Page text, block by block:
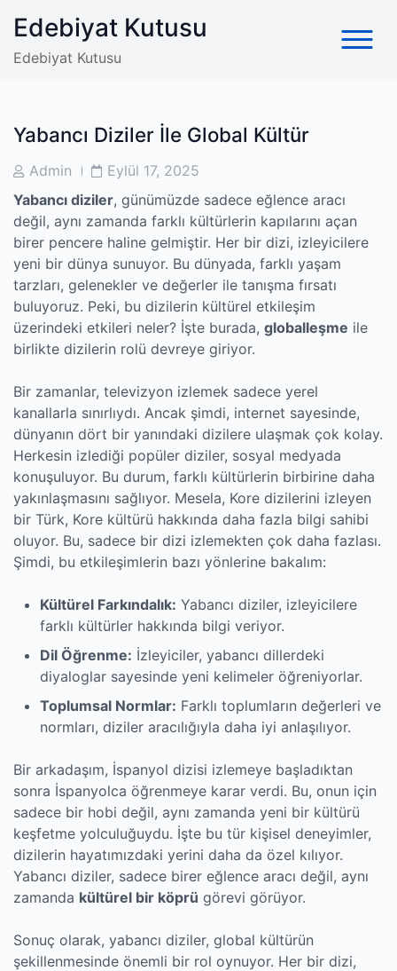
content
Edebiyat Kutusu
Edebiyat Kutusu
Yabancı Diziler İle Global Kültür
PostAdmin
PostEylül 17, 2025
Yabancı diziler, günümüzde sadece eğlence aracı
değil, aynı zamanda farklı kültürlerin kapılarını açan
birer pencere haline gelmiştir. Her bir dizi, izleyicilere
yeni bir dünya sunuyor. Bu dünyada, farklı yaşam
tarzları, gelenekler ve değerler ile tanışma fırsatı
buluyoruz. Peki, bu dizilerin kültürel etkileşim
üzerindeki etkileri neler? İşte burada, globalleşme ile
birlikte dizilerin rolü devreye giriyor.
Bir zamanlar, televizyon izlemek sadece yerel
kanallarla sınırlıydı. Ancak şimdi, internet sayesinde,
dünyanın dört bir yanındaki dizilere ulaşmak çok kolay.
Herkesin izlediği popüler diziler, sosyal medyada
konuşuluyor. Bu durum, farklı kültürlerin birbirine daha
yakınlaşmasını sağlıyor. Mesela, Kore dizilerini izleyen
bir Türk, Kore kültürü hakkında daha fazla bilgi sahibi
oluyor. Bu, sadece bir dizi izlemekten çok daha fazlası.
Şimdi, bu etkileşimlerin bazı yönlerine bakalım:
Kültürel Farkındalık: Yabancı diziler, izleyicilere
farklı kültürler hakkında bilgi veriyor.
Dil Öğrenme: İzleyiciler, yabancı dillerdeki
diyaloglar sayesinde yeni kelimeler öğreniyorlar.
Toplumsal Normlar: Farklı toplumların değerleri ve
normları, diziler aracılığıyla daha iyi anlaşılıyor.
Bir arkadaşım, İspanyol dizisi izlemeye başladıktan
sonra İspanyolca öğrenmeye karar verdi. Bu, onun için
sadece bir hobi değil, aynı zamanda yeni bir kültürü
keşfetme yolculuğuydu. İşte bu tür kişisel deneyimler,
dizilerin hayatımızdaki yerini daha da özel kılıyor.
Yabancı diziler, sadece birer eğlence aracı değil, aynı
zamanda kültürel bir köprü görevi görüyor.
Sonuç olarak, yabancı diziler, global kültürün
şekillenmesinde önemli bir rol oynuyor. Her bir dizi,